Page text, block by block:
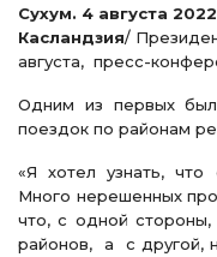
Сухум. 4 августа
Касландзия/
августа, пресс-
Одним из первых
поездок по районам
«Я хотел узнать, что
Много нерешенных
что, с одной
районов, а с другой,